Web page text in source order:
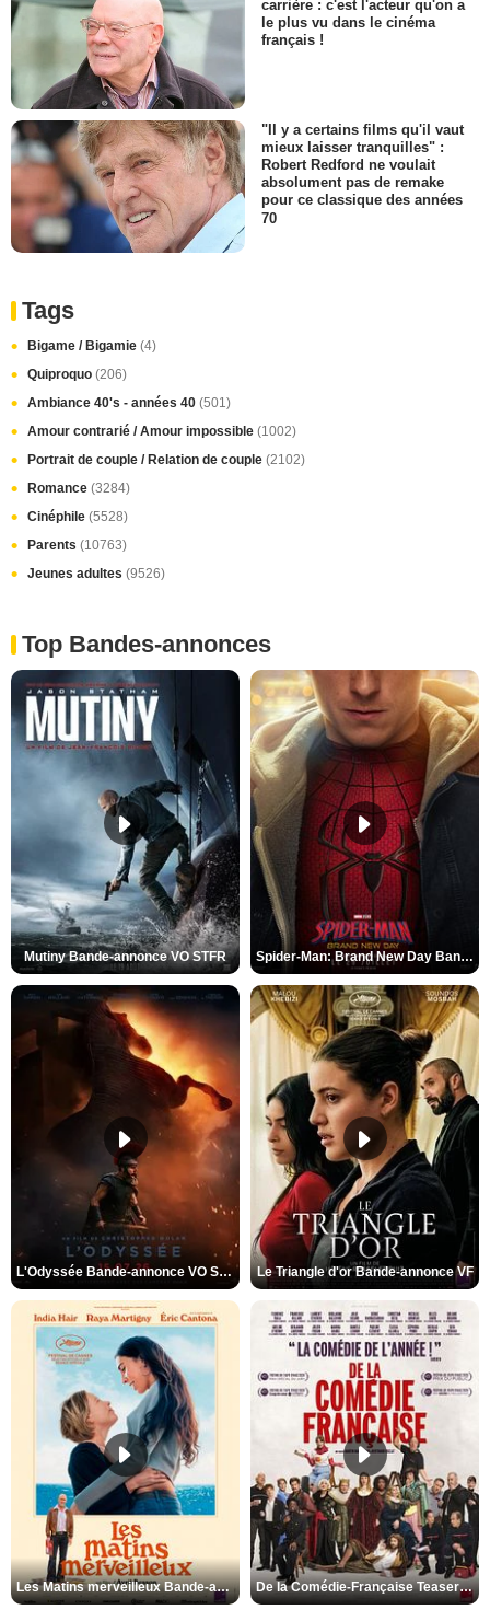
carrière : c'est l'acteur qu'on a
le plus vu dans le cinéma
français !
"Il y a certains films qu'il vaut
mieux laisser tranquilles" :
Robert Redford ne voulait
absolument pas de remake
pour ce classique des années
70
Tags
Bigame / Bigamie (4)
Quiproquo (206)
Ambiance 40's - années 40 (501)
Amour contrarié / Amour impossible (1002)
Portrait de couple / Relation de couple (2102)
Romance (3284)
Cinéphile (5528)
Parents (10763)
Jeunes adultes (9526)
Top Bandes-annonces
Mutiny Bande-annonce VO STFR Spider-Man: Brand New Day Bande-annonce VO STFR
L'Odyssée Bande-annonce VO STFR Le Triangle d'or Bande-annonce VF
Les Matins merveilleux Bande-annonce VF De la Comédie-Française Teaser VF